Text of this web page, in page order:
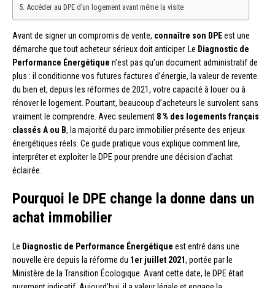
Accéder au DPE d’un logement avant même la visite
Avant de signer un compromis de vente, connaître son DPEest une
démarche que tout acheteur sérieux doit anticiper. Le Diagnostic de
Performance Énergétique n’est pas qu’un document administratif de
plus : il conditionne vos futures factures d’énergie, la valeur de revente
du bien et, depuis les réformes de 2021, votre capacité à louer ou à
rénover le logement. Pourtant, beaucoup d’acheteurs le survolent sans
vraiment le comprendre. Avec seulement 8 % des logements français
classés A ou B, la majorité du parc immobilier présente des enjeux
énergétiques réels. Ce guide pratique vous explique comment lire,
interpréter et exploiter le DPE pour prendre une décision d’achat
éclairée.
Pourquoi le DPE change la donne dans un
achat immobilier
Le Diagnostic de Performance Énergétique est entré dans une
nouvelle ère depuis la réforme du 1er juillet 2021, portée par le
Ministère de la Transition Écologique. Avant cette date, le DPE était